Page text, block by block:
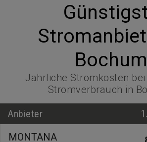
Bochum
Jährliche Stromkosten bei
Stromverbrauch in
Anbieter
MONTANA